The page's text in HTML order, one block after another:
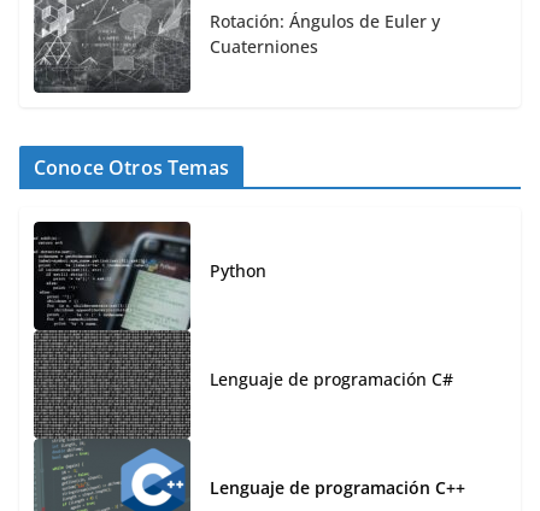
Rotación: Ángulos de Euler y
Cuaterniones
Conoce Otros Temas
Python
Lenguaje de programación C#
Lenguaje de programación C++